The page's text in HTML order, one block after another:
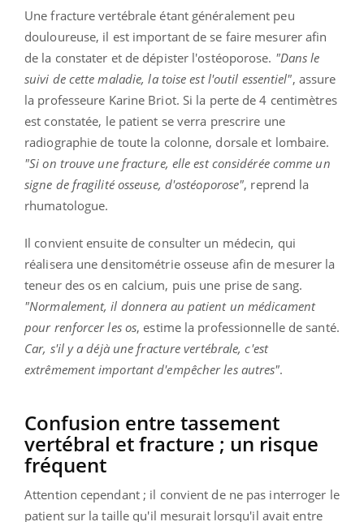
Une fracture vertébrale étant généralement peu
douloureuse, il est important de se faire mesurer afin
de la constater et de dépister l'ostéoporose. "Dans le
suivi de cette maladie, la toise est l'outil essentiel", assure
la professeure Karine Briot. Si la perte de 4 centimètres
est constatée, le patient se verra prescrire une
radiographie de toute la colonne, dorsale et lombaire.
"Si on trouve une fracture, elle est considérée comme un
signe de fragilité osseuse, d'ostéoporose", reprend la
rhumatologue.
Il convient ensuite de consulter un médecin, qui
réalisera une densitométrie osseuse afin de mesurer la
teneur des os en calcium, puis une prise de sang.
"Normalement, il donnera au patient un médicament
pour renforcer les os, estime la professionnelle de santé.
Car, s'il y a déjà une fracture vertébrale, c'est
extrêmement important d'empêcher les autres".
Confusion entre tassement
vertébral et fracture ; un risque
fréquent
Attention cependant ; il convient de ne pas interroger le
patient sur la taille qu'il mesurait lorsqu'il avait entre